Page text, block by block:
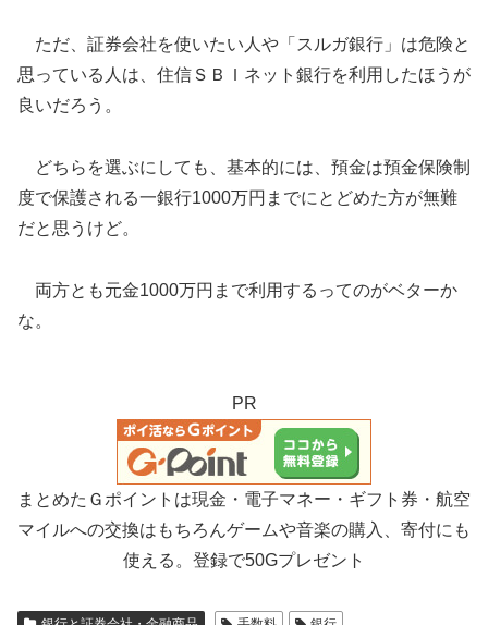
ただ、証券会社を使いたい人や「スルガ銀行」は危険と
思っている人は、住信ＳＢＩネット銀行を利用したほうが
良いだろう。
どちらを選ぶにしても、基本的には、預金は預金保険制
度で保護される一銀行1000万円までにとどめた方が無難
だと思うけど。
両方とも元金1000万円まで利用するってのがベターか
な。
PR
まとめたＧポイントは現金・電子マネー・ギフト券・航空
マイルへの交換はもちろんゲームや音楽の購入、寄付にも
使える。登録で50Gプレゼント